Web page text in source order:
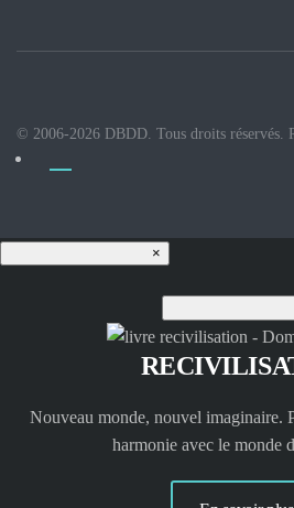
© 2006-2026 DBDD. Tous droits réservés.
×
Nouveau monde, nouvel imaginaire.
harmonie avec le monde